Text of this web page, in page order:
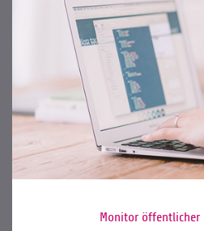
Monitor öffentlicher